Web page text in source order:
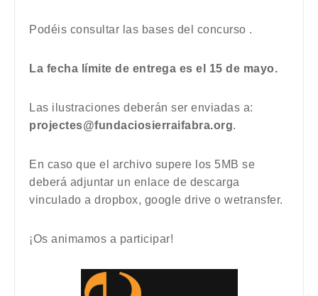
Podéis consultar las bases del concurso .
La fecha límite de entrega es el 15 de mayo.
Las ilustraciones deberán ser enviadas a:
projectes@fundaciosierraifabra.org.
En caso que el archivo supere los 5MB se
deberá adjuntar un enlace de descarga
vinculado a dropbox, google drive o wetransfer.
¡Os animamos a participar!